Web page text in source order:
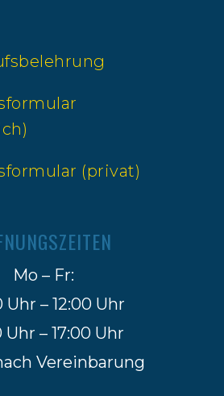
(privat)
Mo – Fr:
Uhr – 12:00 Uhr
Uhr – 17:00 Uhr
Vereinbarung